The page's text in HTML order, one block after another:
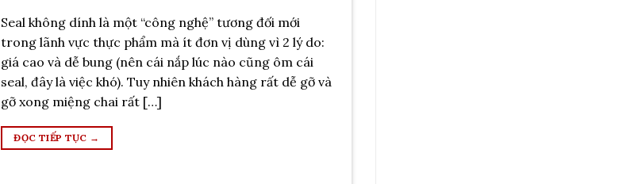
Seal không dính là một “công nghệ” tương đối mới
trong lãnh vực thực phẩm mà ít đơn vị dùng vì 2 lý do:
giá cao và dễ bung (nên cái nắp lúc nào cũng ôm cái
seal, đây là việc khó). Tuy nhiên khách hàng rất dễ gỡ và
gỡ xong miệng chai rất […]
ĐỌC TIẾP TỤC →